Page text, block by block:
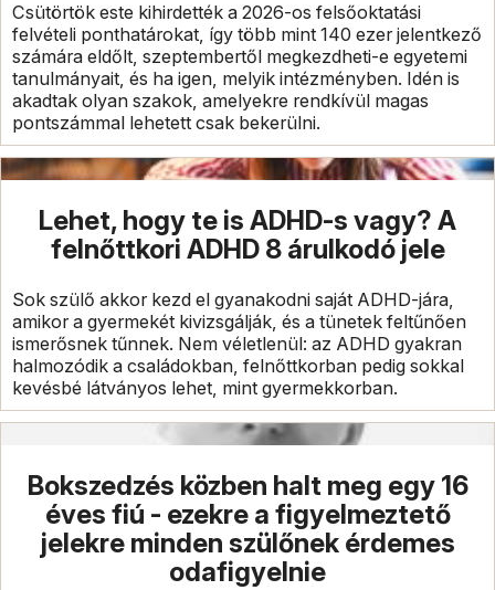
Csütörtök este kihirdették a 2026-os felsőoktatási
felvételi ponthatárokat, így több mint 140 ezer jelentkező
számára eldőlt, szeptembertől megkezdheti-e egyetemi
tanulmányait, és ha igen, melyik intézményben. Idén is
akadtak olyan szakok, amelyekre rendkívül magas
pontszámmal lehetett csak bekerülni.
Lehet, hogy te is ADHD-s vagy? A
felnőttkori ADHD 8 árulkodó jele
Sok szülő akkor kezd el gyanakodni saját ADHD-jára,
amikor a gyermekét kivizsgálják, és a tünetek feltűnően
ismerősnek tűnnek. Nem véletlenül: az ADHD gyakran
halmozódik a családokban, felnőttkorban pedig sokkal
kevésbé látványos lehet, mint gyermekkorban.
Bokszedzés közben halt meg egy 16
éves fiú - ezekre a figyelmeztető
jelekre minden szülőnek érdemes
odafigyelnie